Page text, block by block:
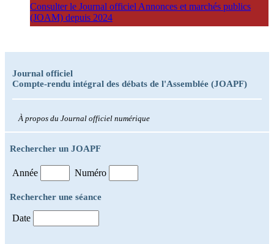
Consulter le Journal officiel Annonces et marchés publics
(JOAM) depuis 2024
Journal officiel
Compte-rendu intégral des débats de l'Assemblée (JOAPF)
À propos du Journal officiel numérique
Rechercher un JOAPF
Année Numéro
Rechercher une séance
Date